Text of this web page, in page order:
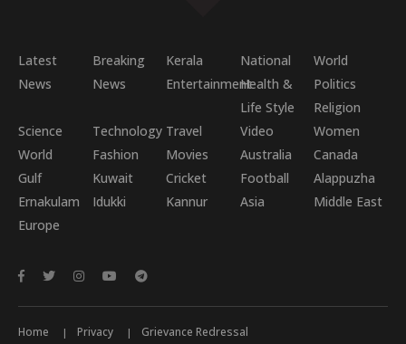
Latest
News
Breaking
News
Kerala National
World
EntertainmentHealth &
Life Style
Politics
Religion
Science
World
Technology Travel Video
Women
Fashion
Movies Australia
Canada
Gulf
Kuwait Cricket Football
Alappuzha
Ernakulam
Idukki Kannur Asia
Middle East
Europe
Home Privacy Grievance Redressal